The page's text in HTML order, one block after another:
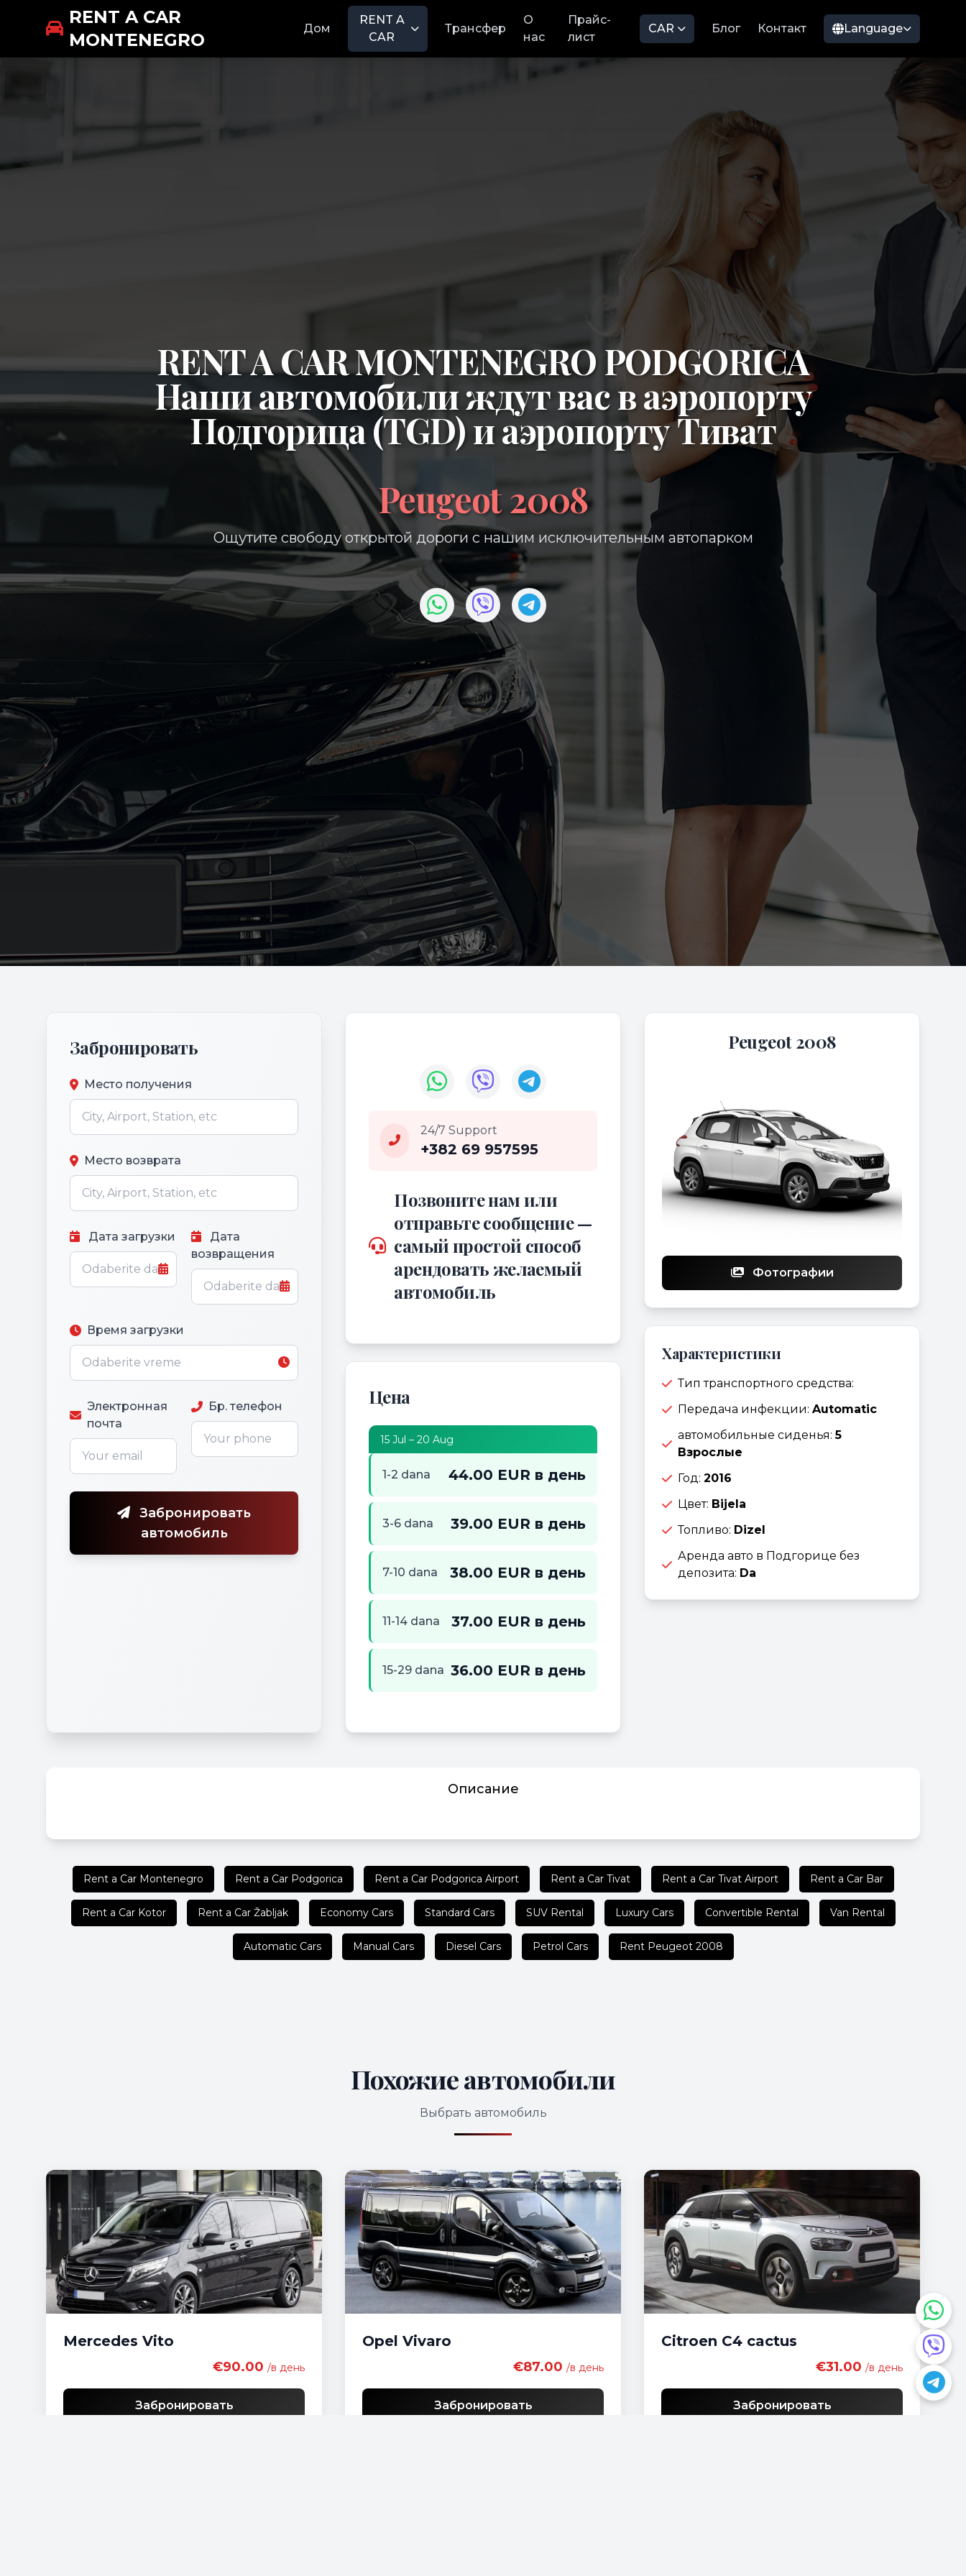
RENT A CAR
MONTENEGRO
Дом
RENT A
CAR
Трансфер
О
нас
Прайс-
лист
CAR Блог Контакт Language
RENT A CAR MONTENEGRO PODGORICA
Наши автомобили ждут вас ваэропорту
Подгорица (TGD)иаэропорту Тиват
Peugeot 2008
Ощутите свободу открытой дороги с нашим исключительным автопарком
Забронировать
Место получения
Место возврата
Дата загрузки
Дата
возвращения
Время загрузки
Электронная
почта
Бр. телефон
Забронировать
автомобиль
24/7 Support
+382 69 957595
Позвоните нам или
отправьте сообщение —
самый простой способ
арендовать желаемый
автомобиль
Цена
15 Jul – 20 Aug
1-2 dana 44.00 EUR в день
3-6 dana 39.00 EUR в день
7-10 dana 38.00 EUR в день
11-14 dana 37.00 EUR в день
15-29 dana 36.00 EUR в день
Peugeot 2008
Фотографии
Характеристики
Тип транспортного средства:
Передача инфекции: Automatic
автомобильные сиденья:5
Взрослые
Год: 2016
Цвет: Bijela
Топливо: Dizel
Аренда авто в Подгорице без
депозита: Da
Описание
Rent a Car Montenegro Rent a Car Podgorica Rent a Car Podgorica Airport Rent a Car Tivat Rent a Car Tivat Airport Rent a Car Bar
Rent a Car Kotor Rent a Car Žabljak Economy Cars Standard Cars SUV Rental Luxury Cars Convertible Rental Van Rental
Automatic Cars Manual Cars Diesel Cars Petrol Cars Rent Peugeot 2008
Похожие автомобили
Выбрать автомобиль
Mercedes Vito
€90.00 /в день
Забронировать
Opel Vivaro
€87.00 /в день
Забронировать
Citroen C4 cactus
€31.00 /в день
Забронировать